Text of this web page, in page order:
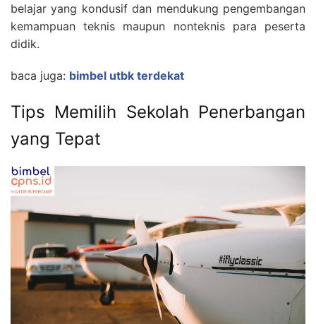
belajar yang kondusif dan mendukung pengembangan
kemampuan teknis maupun nonteknis para peserta
didik.
baca juga: bimbel utbk terdekat
Tips Memilih Sekolah Penerbangan
yang Tepat